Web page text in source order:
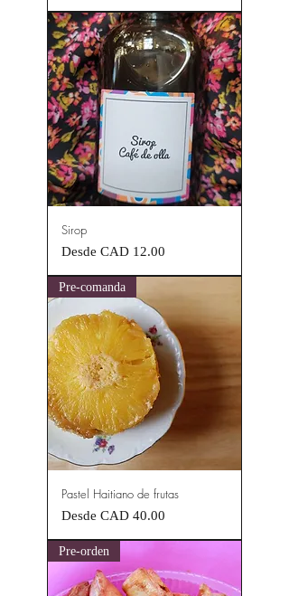
Sirop
Desde CAD 12.00
Precio de oferta
Pre-comanda
Pastel Haitiano de frutas
Desde CAD 40.00
Precio de oferta
Pre-orden